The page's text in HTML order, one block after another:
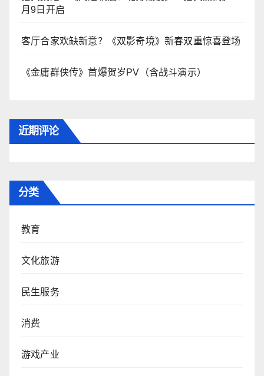
月9日开启
客厅合家欢缺新意？《双影奇境》新春双重惊喜登场
《金庸群侠传》首爆贺岁PV（含战斗演示）
近期评论
分类
教育
文化旅游
民生服务
消费
游戏产业